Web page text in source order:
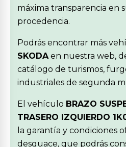
máxima transparencia en
procedencia.
Podrás encontrar más
SKODAen nuestra web,
catálogo de turismos,
industriales de segunda
El vehículo BRAZO
TRASERO IZQUIERDO
la garantía y condiciones
desguace, que podrás